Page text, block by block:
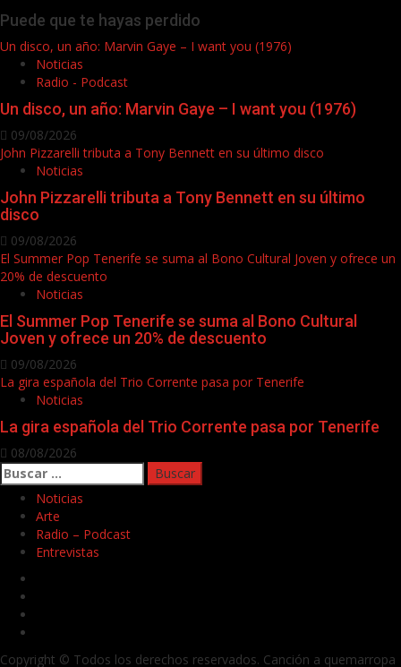
Puede que te hayas perdido
Un disco, un año: Marvin Gaye – I want you (1976)
Noticias
Radio - Podcast
Un disco, un año: Marvin Gaye – I want you (1976)
09/08/2026
John Pizzarelli tributa a Tony Bennett en su último disco
Noticias
John Pizzarelli tributa a Tony Bennett en su último
disco
09/08/2026
El Summer Pop Tenerife se suma al Bono Cultural Joven y ofrece un
20% de descuento
Noticias
El Summer Pop Tenerife se suma al Bono Cultural
Joven y ofrece un 20% de descuento
09/08/2026
La gira española del Trio Corrente pasa por Tenerife
Noticias
La gira española del Trio Corrente pasa por Tenerife
08/08/2026
Buscar:
Noticias
Arte
Radio – Podcast
Entrevistas
Copyright © Todos los derechos reservados. Canción a quemarropa